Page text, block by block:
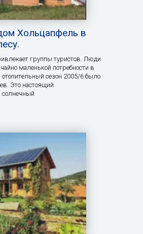
Хольцапфель в
группы туристов. Люди
маленькой потребности в
сезон 2005/6 было
Это настоящий
солнечный